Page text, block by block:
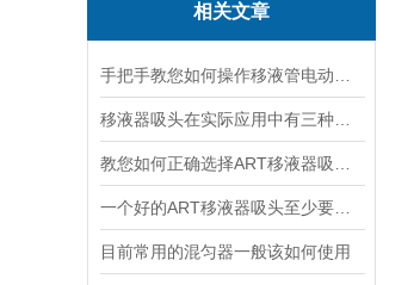
相关文章
目前常用的混匀器一般该如何使用